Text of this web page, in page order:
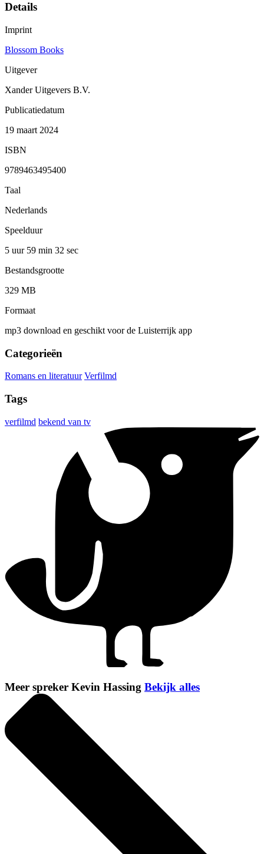
Details
Imprint
Blossom Books
Uitgever
Xander Uitgevers B.V.
Publicatiedatum
19 maart 2024
ISBN
9789463495400
Taal
Nederlands
Speelduur
5 uur 59 min 32 sec
Bestandsgrootte
329 MB
Formaat
mp3 download en geschikt voor de Luisterrijk app
Categorieën
Romans en literatuur Verfilmd
Tags
verfilmd bekend van tv
Meer spreker Kevin Hassing Bekijk alles